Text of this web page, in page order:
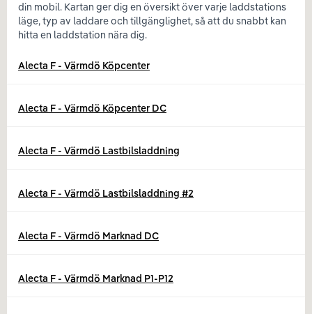
din mobil. Kartan ger dig en översikt över varje laddstations
läge, typ av laddare och tillgänglighet, så att du snabbt kan
hitta en laddstation nära dig.
Alecta F - Värmdö Köpcenter
Alecta F - Värmdö Köpcenter DC
Alecta F - Värmdö Lastbilsladdning
Alecta F - Värmdö Lastbilsladdning #2
Alecta F - Värmdö Marknad DC
Alecta F - Värmdö Marknad P1-P12